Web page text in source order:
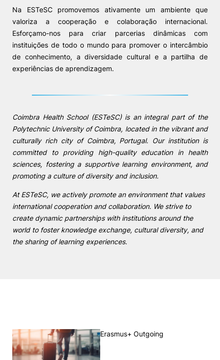
Na ESTeSC promovemos ativamente um ambiente que
valoriza a cooperação e colaboração internacional.
Esforçamo-nos para criar parcerias dinâmicas com
instituições de todo o mundo para promover o intercâmbio
de conhecimento, a diversidade cultural e a partilha de
experiências de aprendizagem.
Coimbra Health School (ESTeSC) is an integral part of the
Polytechnic University of Coimbra, located in the vibrant and
culturally rich city of Coimbra, Portugal. Our institution is
committed to providing high-quality education in health
sciences, fostering a supportive learning environment, and
promoting a culture of diversity and inclusion.
At ESTeSC, we actively promote an environment that values
international cooperation and collaboration. We strive to
create dynamic partnerships with institutions around the
world to foster knowledge exchange, cultural diversity, and
the sharing of learning experiences.
Erasmus+ Outgoing